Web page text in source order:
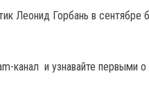
Леонид Горбань в
канал и узнавайте первыми